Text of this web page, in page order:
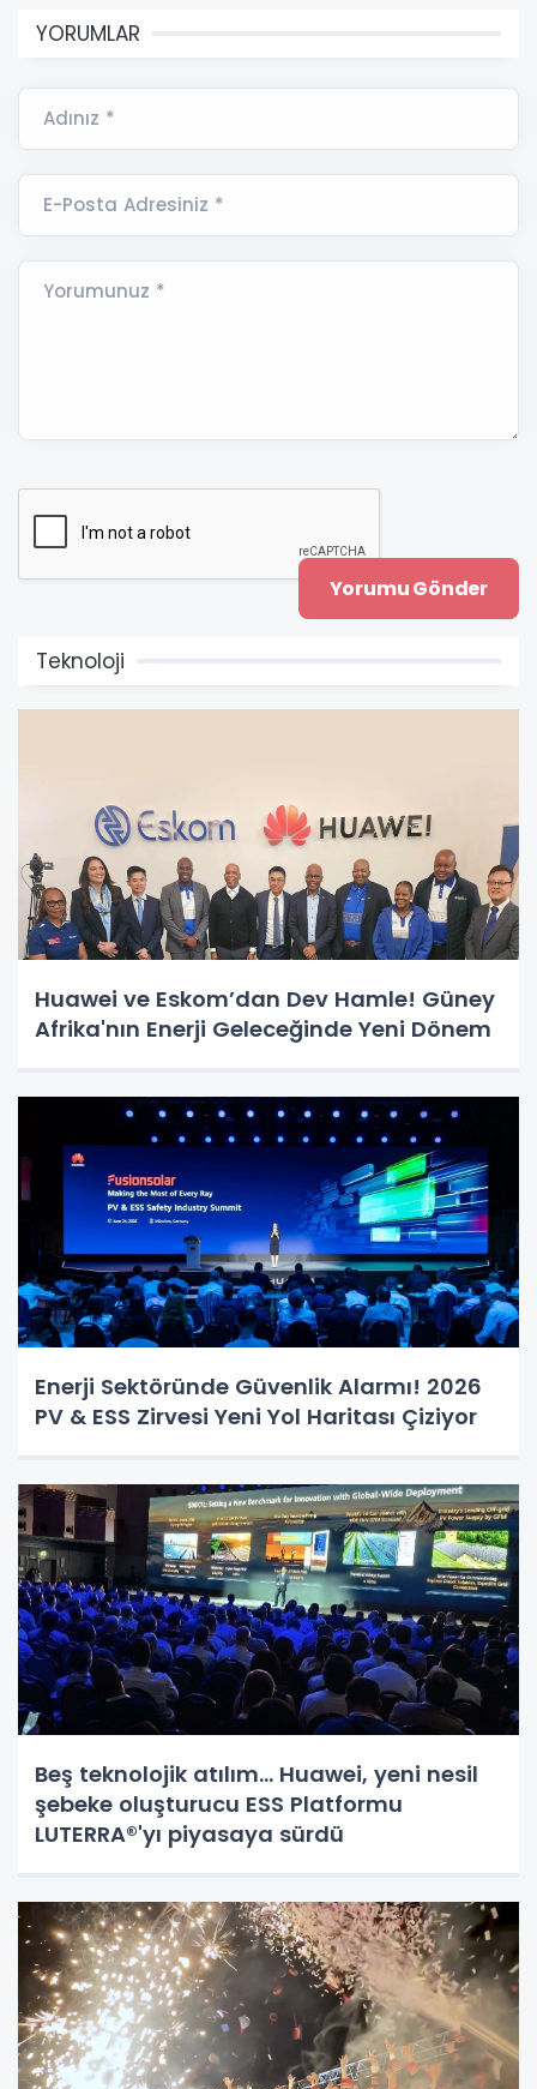
YORUMLAR
Adınız *
E-Posta Adresiniz *
Yorumunuz *
Teknoloji
Huawei ve Eskom’dan Dev Hamle! Güney
Afrika'nın Enerji Geleceğinde Yeni Dönem
Enerji Sektöründe Güvenlik Alarmı! 2026
PV & ESS Zirvesi Yeni Yol Haritası Çiziyor
Beş teknolojik atılım... Huawei, yeni nesil
şebeke oluşturucu ESS Platformu
LUTERRA®'yı piyasaya sürdü